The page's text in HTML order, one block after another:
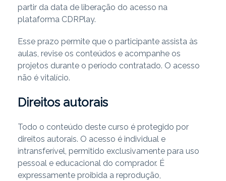
partir da data de liberação do acesso na
plataforma CDRPlay.
Esse prazo permite que o participante assista às
aulas, revise os conteúdos e acompanhe os
projetos durante o período contratado. O acesso
não é vitalício.
Direitos autorais
Todo o conteúdo deste curso é protegido por
direitos autorais. O acesso é individual e
intransferível, permitido exclusivamente para uso
pessoal e educacional do comprador. É
expressamente proibida a reprodução,